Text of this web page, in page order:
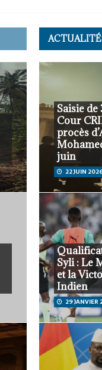
Saisie
Cour
procès
juin
22 JUIN
Syli : Le
et la
Indien
29 JANVIER